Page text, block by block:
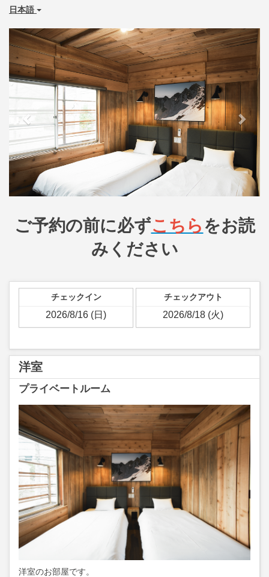
日本語
Previous Next
ご予約の前に必ずこちらをお読
みください
チェックイン チェックアウト
洋室
プライベートルーム
洋室のお部屋です。